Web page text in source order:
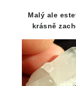
Malý ale
krásně